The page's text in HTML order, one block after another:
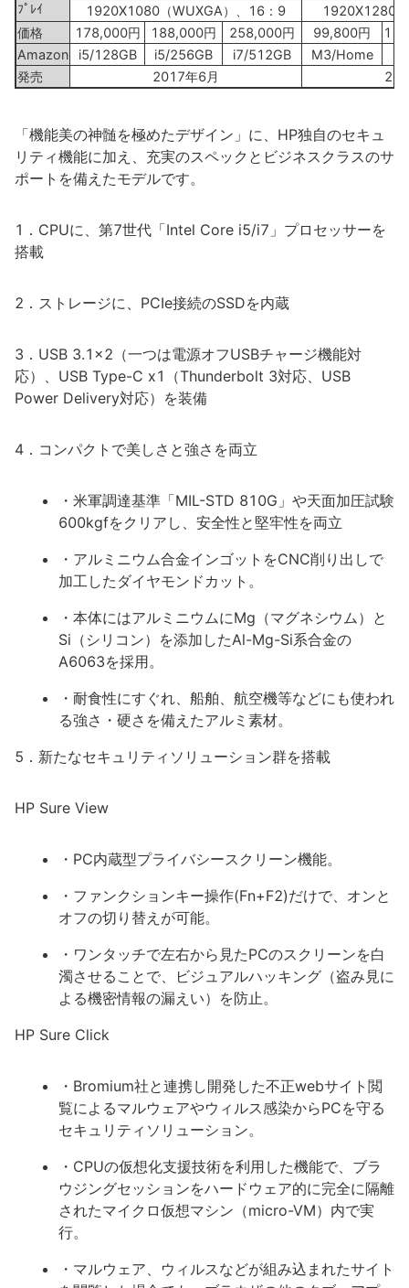
ﾌﾟﾚｲ
1920X1080（WUXGA）、16：9
1920X1280
価格
178,000円 188,000円 258,000円 99,800円
Amazon
i5/128GB i5/256GB i7/512GB M3/Home
発売
2017年6月
「機能美の神髄を極めたデザイン」に、HP独自のセキュ
リティ機能に加え、充実のスペックとビジネスクラスのサ
ポートを備えたモデルです。
1．CPUに、第7世代「Intel Core i5/i7」プロセッサーを
搭載
2．ストレージに、PCIe接続のSSDを内蔵
3．USB 3.1x2（一つは電源オフUSBチャージ機能対
応）、USB Type-C x1（Thunderbolt 3対応、USB
Power Delivery対応）を装備
4．コンパクトで美しさと強さを両立
・米軍調達基準「MIL-STD 810G」や天面加圧試験
600kgfをクリアし、安全性と堅牢性を両立
・アルミニウム合金インゴットをCNC削り出しで
加工したダイヤモンドカット。
・本体にはアルミニウムにMg（マグネシウム）と
Si（シリコン）を添加したAl-Mg-Si系合金の
A6063を採用。
・耐食性にすぐれ、船舶、航空機等などにも使われ
る強さ・硬さを備えたアルミ素材。
5．新たなセキュリティソリューション群を搭載
HP Sure View
・PC内蔵型プライバシースクリーン機能。
・ファンクションキー操作(Fn+F2)だけで、オンと
オフの切り替えが可能。
・ワンタッチで左右から見たPCのスクリーンを白
濁させることで、ビジュアルハッキング（盗み見に
よる機密情報の漏えい）を防止。
HP Sure Click
・Bromium社と連携し開発した不正webサイト閲
覧によるマルウェアやウィルス感染からPCを守る
セキュリティソリューション。
・CPUの仮想化支援技術を利用した機能で、ブラ
ウジングセッションをハードウェア的に完全に隔離
されたマイクロ仮想マシン（micro-VM）内で実
行。
・マルウェア、ウィルスなどが組み込まれたサイト